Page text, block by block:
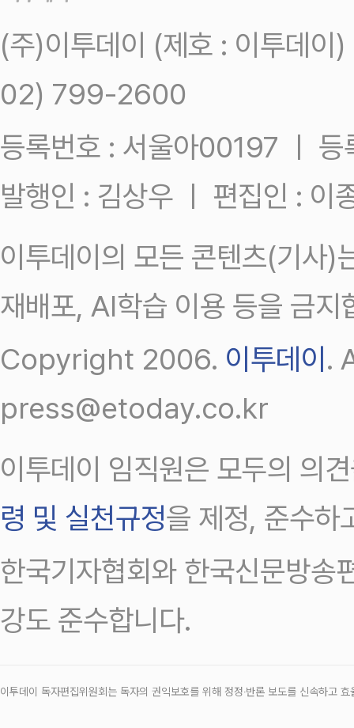
(주)이투데이 (제호 : 이투데
02) 799-2600
등록번호 : 서울아00197 ㅣ
발행인 : 김상우 ㅣ 편집인 : 이
이투데이의 모든 콘텐츠(기사)
재배포, AI학습 이용 등을 금지
Copyright 2006. 이투데이 .
press@etoday.co.kr
이투데이 임직원은 모두의 의
령 및 실천규정을 제정, 준수하
한국기자협회와 한국신문방송
강도 준수합니다.
이투데이 독자편집위원회는 독자의 권익보호를 위해 정정‧반론 보도를 신속하고